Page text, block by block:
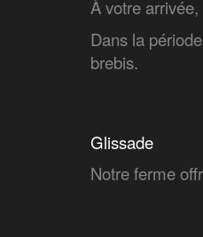
À votre
Dans la
brebis.
Glissade
Notre ferme